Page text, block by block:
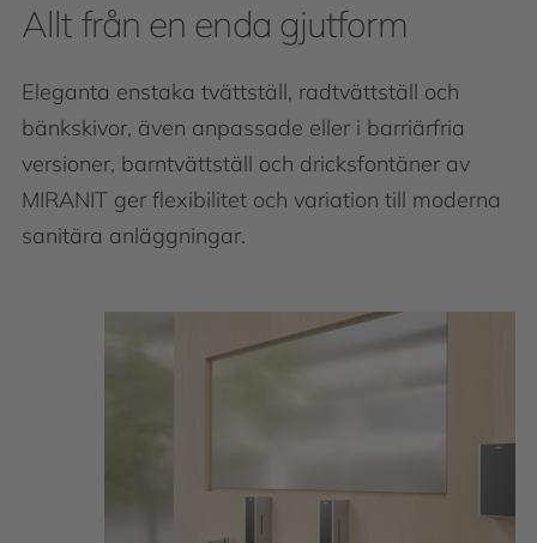
Allt från en enda gjutform
Eleganta enstaka tvättställ, radtvättställ och
bänkskivor, även anpassade eller i barriärfria
versioner, barntvättställ och dricksfontäner av
MIRANIT ger flexibilitet och variation till moderna
sanitära anläggningar.